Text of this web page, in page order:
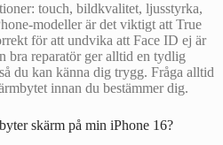
touch, bildkvalitet, ljusstyrka,
modeller är det viktigt att True
för att undvika att Face ID ej är
bra reparatör ger alltid en tydlig
du kan känna dig trygg. Fråga alltid
innan du bestämmer dig.
skärm på min iPhone 16?